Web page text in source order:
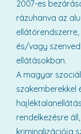
2007-es
rázuhanva az
és/vagy
ellátásokban.
A magyar
szakemberekkel
rendelkezésre
kriminalizációja